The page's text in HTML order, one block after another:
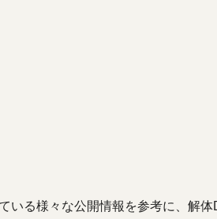
る様々な公開情報を参考に、解